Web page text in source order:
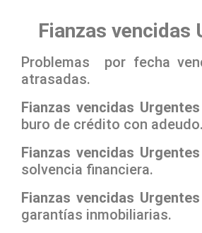
Fianzas vencidas
Problemas por fecha
atrasadas.
Fianzas vencidas Urgentes
buro de crédito con adeudo.
Fianzas vencidas Urgentes
solvencia financiera.
Fianzas vencidas Urgentes
garantías inmobiliarias.